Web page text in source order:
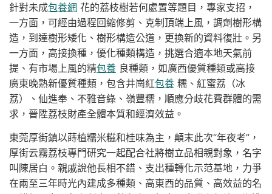
針對未成包養網 花的荔枝樹若何處置等題目，專家支招，
一方面，可經由過程回縮修剪、克制頂端上風，調劑樹形構
造，到達樹形矮化、樹形構造公道，更換新的資料復壯。另
一方面，高接換種，優化種類構造，挑選合適本地天氣前
提、有市場上風的精包養 良種類，如廣西優質種類或高接
廣東晚熟新優質種類，包含井崗紅包養 糯、紅蜜荔（冰
荔）、仙進奉、不雅音綠、嶺豐糯，順應分歧花費群體的需
求，晉陞荔枝財產全體本質和經濟效益。
東莞厚街鎮以蒔植糯米糍和桂味為主，顛末此次“年夜考”，
厚街云霧荔枝專門研究一起配合社將樹立品相親對象，名字
叫陳居白。親戚說他長相不錯、支出種轉化示范基地，力爭
在兩至三年時光內建成多種類、高東西的品質、高效益的名